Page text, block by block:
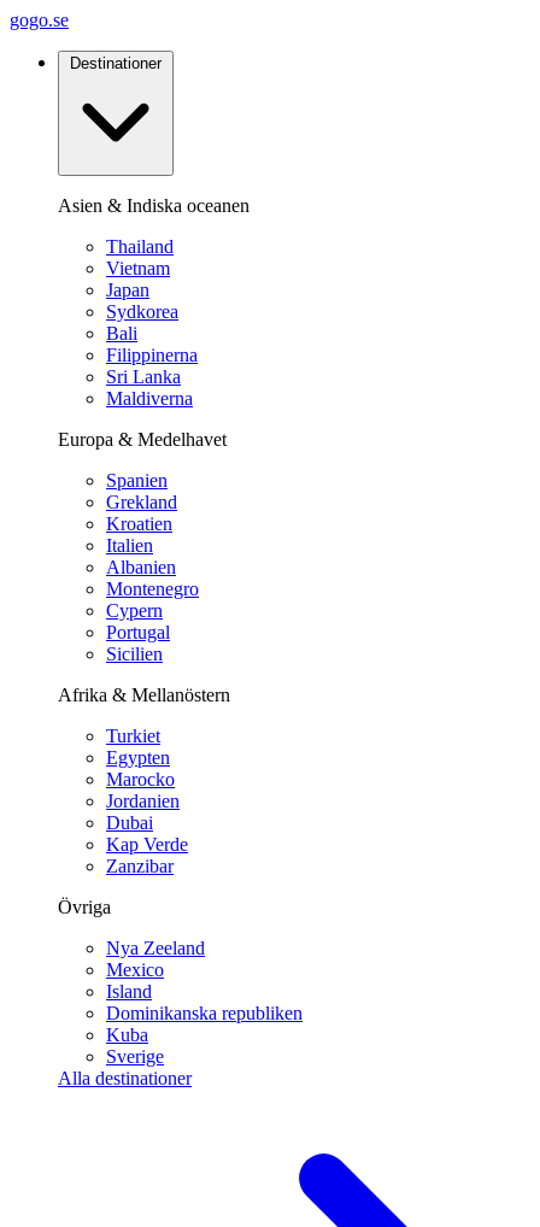
gogo.se
Destinationer
Asien & Indiska oceanen
Thailand
Vietnam
Japan
Sydkorea
Bali
Filippinerna
Sri Lanka
Maldiverna
Europa & Medelhavet
Spanien
Grekland
Kroatien
Italien
Albanien
Montenegro
Cypern
Portugal
Sicilien
Afrika & Mellanöstern
Turkiet
Egypten
Marocko
Jordanien
Dubai
Kap Verde
Zanzibar
Övriga
Nya Zeeland
Mexico
Island
Dominikanska republiken
Kuba
Sverige
Alla destinationer